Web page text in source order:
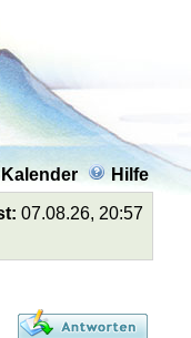
Kalender Hilfe
07.08.26, 20:57